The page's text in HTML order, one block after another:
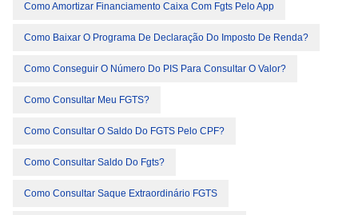
Como Amortizar Financiamento Caixa Com Fgts Pelo App
Como Baixar O Programa De Declaração Do Imposto De Renda?
Como Conseguir O Número Do PIS Para Consultar O Valor?
Como Consultar Meu FGTS?
Como Consultar O Saldo Do FGTS Pelo CPF?
Como Consultar Saldo Do Fgts?
Como Consultar Saque Extraordinário FGTS